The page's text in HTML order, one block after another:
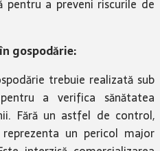
a preveni riscurile de
gospodărie:
trebuie realizată sub
a verifica sănătatea
Fără un astfel de control,
un pericol major